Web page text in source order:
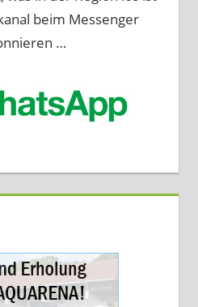
beim Messenger
…